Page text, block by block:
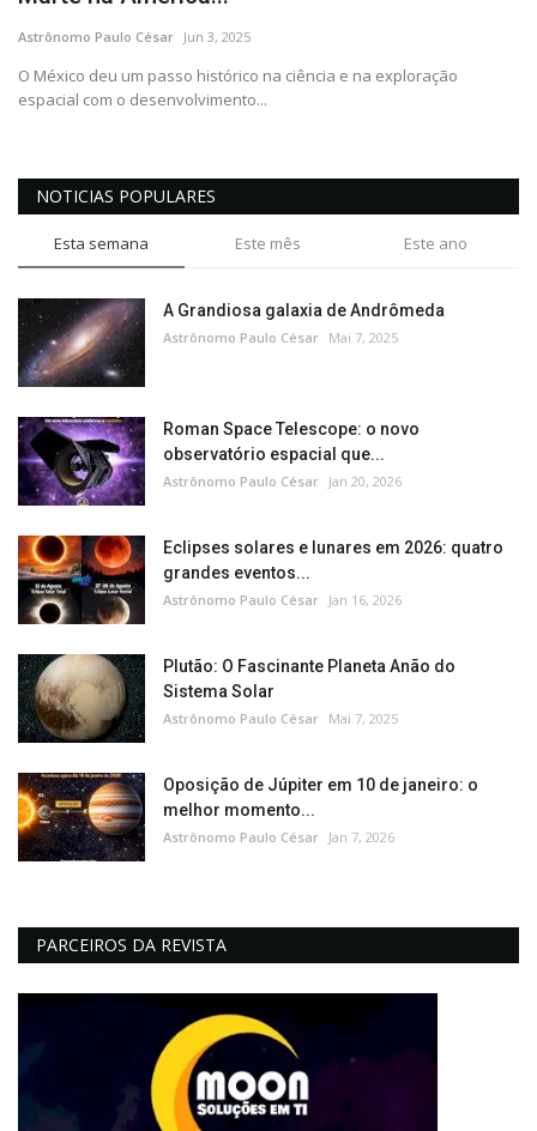
Astrônomo Paulo César Jun 3, 2025
O México deu um passo histórico na ciência e na exploração
espacial com o desenvolvimento...
NOTICIAS POPULARES
Esta semana Este mês Este ano
A Grandiosa galaxia de Andrômeda
Astrônomo Paulo César Mai 7, 2025
Roman Space Telescope: o novo
observatório espacial que...
Astrônomo Paulo César Jan 20, 2026
Eclipses solares e lunares em 2026: quatro
grandes eventos...
Astrônomo Paulo César Jan 16, 2026
Plutão: O Fascinante Planeta Anão do
Sistema Solar
Astrônomo Paulo César Mai 7, 2025
Oposição de Júpiter em 10 de janeiro: o
melhor momento...
Astrônomo Paulo César Jan 7, 2026
PARCEIROS DA REVISTA